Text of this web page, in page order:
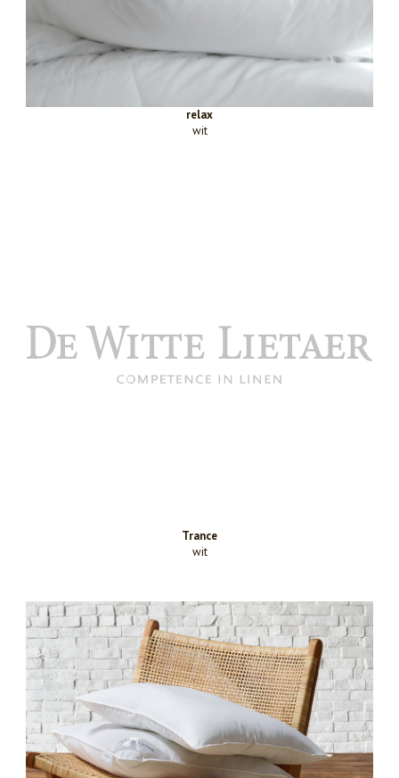
relax
wit
Trance
wit